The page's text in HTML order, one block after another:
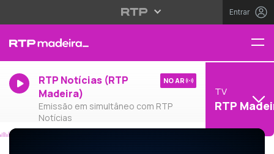
Entrar
RTP Notícias (RTP
Madeira)
Emissão em simultâneo com RTP
Notícias
NO AR
TV
RTP